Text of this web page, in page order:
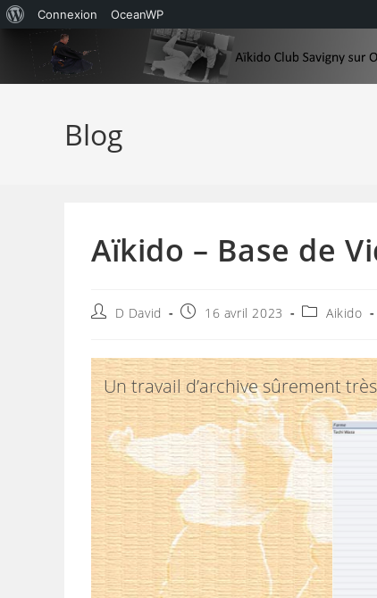
propos
Connexion OceanWP
content
Blog
Aïkido – Base de
Auteur/autrice
publication :
D David
Publication
16 avril 2023
PostAikido
Un travail d’archive sûrement